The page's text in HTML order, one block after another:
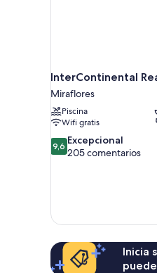
InterContinental
Miraflores
Piscina
Wifi gratis
9.6
sobre
9,6 Excepcional
205 comentarios
Inicia